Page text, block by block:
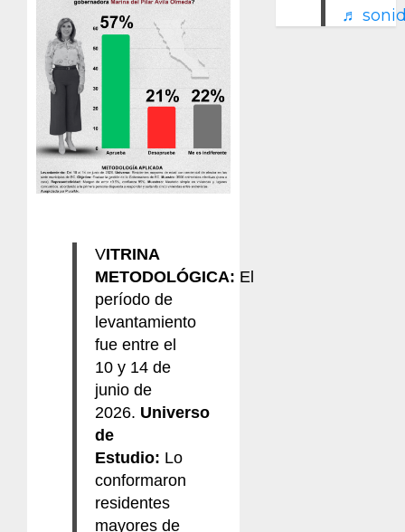
VITRINA
METODOLÓGICA: El
período de
levantamiento
fue entre el
10 y 14 de
junio de
2026. Universo
de
Estudio: Lo
conformaron
residentes
mayores de
♬